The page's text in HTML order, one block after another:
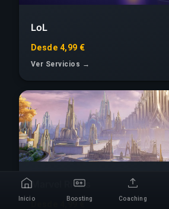
LoL
Desde 4,99 €
Ver Servicios →
Marvel Rivals
Desde 4,99 €
Inicio Boosting Coaching